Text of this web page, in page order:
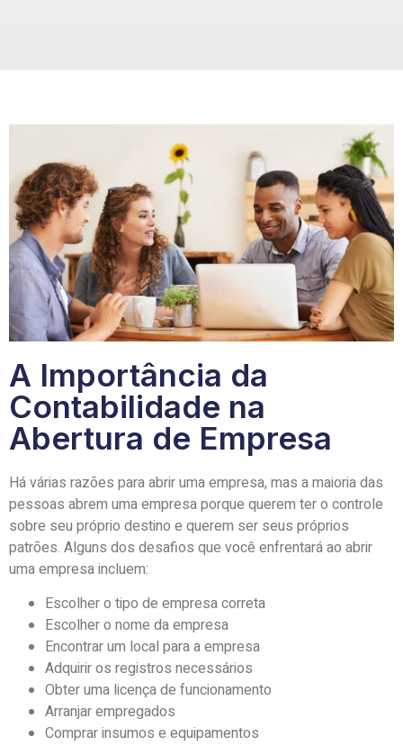
A Importância da
Contabilidade na
Abertura de Empresa
Há várias razões para abrir uma empresa, mas a maioria das
pessoas abrem uma empresa porque querem ter o controle
sobre seu próprio destino e querem ser seus próprios
patrões. Alguns dos desafios que você enfrentará ao abrir
uma empresa incluem:
Escolher o tipo de empresa correta
Escolher o nome da empresa
Encontrar um local para a empresa
Adquirir os registros necessários
Obter uma licença de funcionamento
Arranjar empregados
Comprar insumos e equipamentos